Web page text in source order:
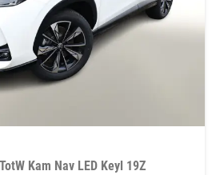
Kam Nav LED Keyl 19Z